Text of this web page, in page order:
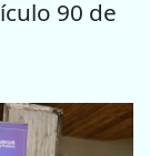
90 de